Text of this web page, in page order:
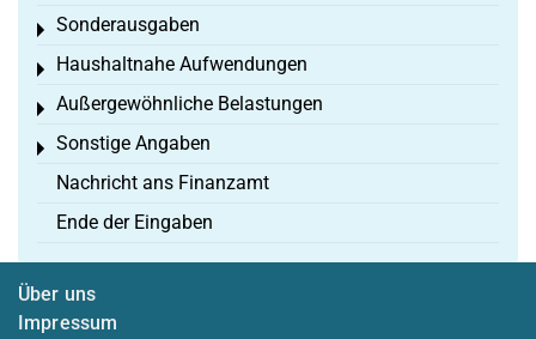
Sonderausgaben
Toggle menu
Haushaltnahe Aufwendungen
Toggle menu
Außergewöhnliche Belastungen
Toggle menu
Sonstige Angaben
Toggle menu
Nachricht ans Finanzamt
Ende der Eingaben
Über uns
Impressum